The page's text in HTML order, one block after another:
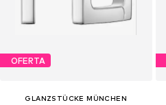
OFERTA
GLANZSTÜCKE MÜNCHEN